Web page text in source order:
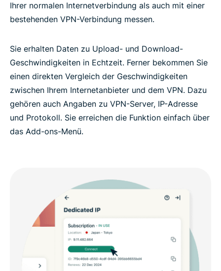
Ihrer normalen Internetverbindung als auch mit einer
bestehenden VPN-Verbindung messen.
Sie erhalten Daten zu Upload- und Download-
Geschwindigkeiten in Echtzeit. Ferner bekommen Sie
einen direkten Vergleich der Geschwindigkeiten
zwischen Ihrem Internetanbieter und dem VPN. Dazu
gehören auch Angaben zu VPN-Server, IP-Adresse
und Protokoll. Sie erreichen die Funktion einfach über
das Add-ons-Menü.